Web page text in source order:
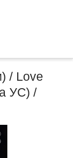
/ Love
УС) /